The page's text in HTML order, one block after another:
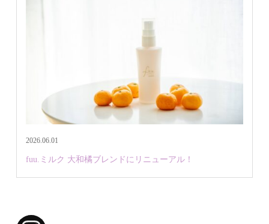
2026.06.01
fuu.ミルク 大和橘ブレンドにリニューアル！